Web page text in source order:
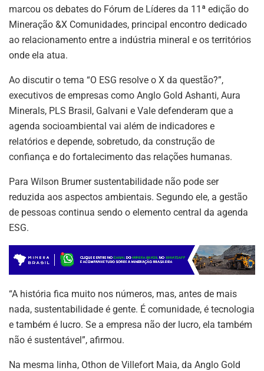
marcou os debates do Fórum de Líderes da 11ª edição do
Mineração &X Comunidades, principal encontro dedicado
ao relacionamento entre a indústria mineral e os territórios
onde ela atua.
Ao discutir o tema “O ESG resolve o X da questão?”,
executivos de empresas como Anglo Gold Ashanti, Aura
Minerals, PLS Brasil, Galvani e Vale defenderam que a
agenda socioambiental vai além de indicadores e
relatórios e depende, sobretudo, da construção de
confiança e do fortalecimento das relações humanas.
Para Wilson Brumer sustentabilidade não pode ser
reduzida aos aspectos ambientais. Segundo ele, a gestão
de pessoas continua sendo o elemento central da agenda
ESG.
“A história fica muito nos números, mas, antes de mais
nada, sustentabilidade é gente. É comunidade, é tecnologia
e também é lucro. Se a empresa não der lucro, ela também
não é sustentável”, afirmou.
Na mesma linha, Othon de Villefort Maia, da Anglo Gold